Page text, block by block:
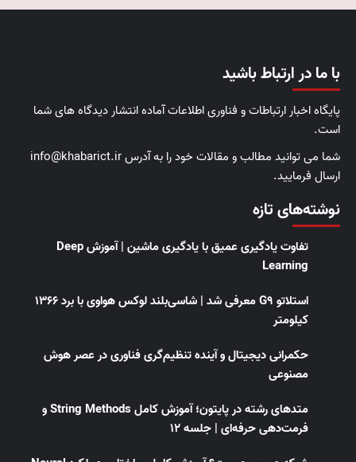
با ما در ارتباط باشید
پایگاه اخبار ارتباطات و فناوری اطلاعات آماده انتشار دیدگاه های شما
است.
شما می توانید مطالب و مقالات خود را به آدرس info@khabarict.ir
ارسال فرمایید.
نوشته‌های تازه
تفاوت یادگیری عمیق با یادگیری ماشین | آموزش Deep
Learning
استلاتو G9 معرفی شد | شاسی‌بلند لوکس هواوی با برد ۱۳۶۶
کیلومتر
حکمرانی دیجیتال و آینده تنظیم‌گری فناوری در عصر هوش
مصنوعی
متدهای رشته در پایتون؛ آموزش کامل String Methods و
فرمت‌دهی حرفه‌ای | جلسه ۱۲